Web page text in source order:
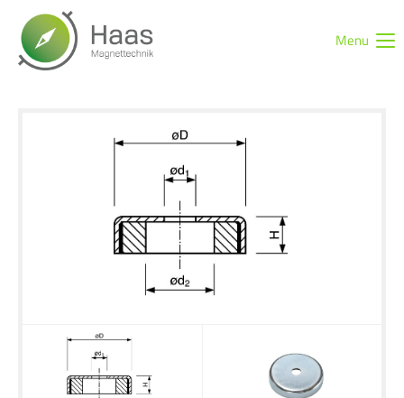
Login
Support
Lorem ipsum dolor sit amet:
Menu